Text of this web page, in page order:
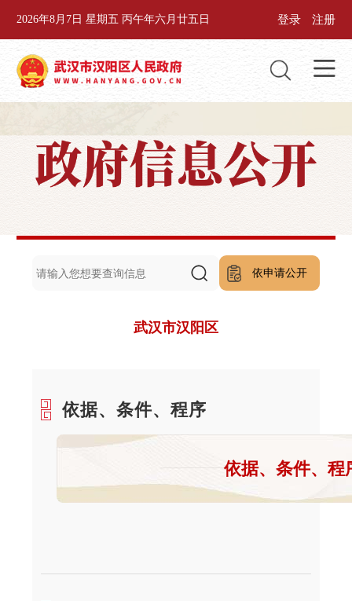
2026年8月7日 星期五 丙午年六月廿五日 登录 注册
依申请公开
武汉市汉阳区
依据、条件、程序
依据、条件、程